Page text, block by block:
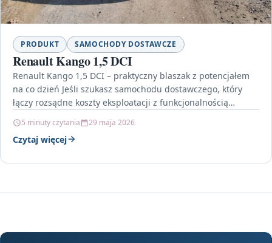
PRODUKT SAMOCHODY DOSTAWCZE
Renault Kango 1,5 DCI
Renault Kango 1,5 DCI – praktyczny blaszak z potencjałem
na co dzień Jeśli szukasz samochodu dostawczego, który
łączy rozsądne koszty eksploatacji z funkcjonalnością
5 minuty czytania 29 maja 2026
Czytaj więcej